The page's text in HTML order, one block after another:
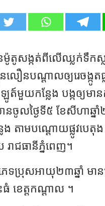
នម៉ូតូសង្កត់ពីលើឈ្លក់ទឹក
លឿនបណ្តាលឲ្យរេចង្កូ
យកន្លែង បង្កឲ្យមានក
នចូលថ្ងៃទី៥ ខែសីហាឆ្
ាមបណ្ដោយផ្លូវបេតុង ក្
ជធានីភ្នំពេញ។
េទប្រុសអាយុ២៣ឆ្នាំ​ ម
ខេត្តកណ្តាល​ ។